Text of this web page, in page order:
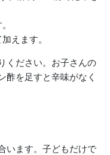
えます。
ください。お子さんの
酢を足すと辛味がなく
います。子どもだけで